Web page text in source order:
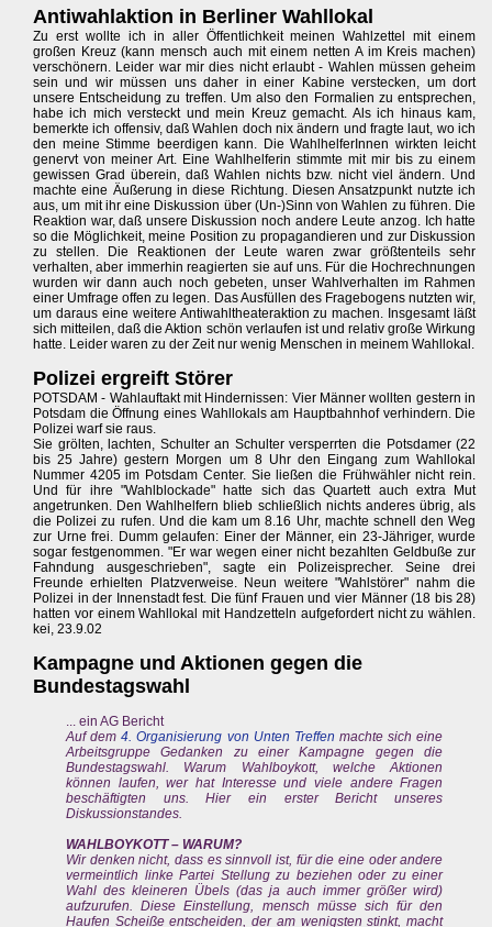
Antiwahlaktion in Berliner Wahllokal
Zu erst wollte ich in aller Öffentlichkeit meinen Wahlzettel mit einem
großen Kreuz (kann mensch auch mit einem netten A im Kreis machen)
verschönern. Leider war mir dies nicht erlaubt - Wahlen müssen geheim
sein und wir müssen uns daher in einer Kabine verstecken, um dort
unsere Entscheidung zu treffen. Um also den Formalien zu entsprechen,
habe ich mich versteckt und mein Kreuz gemacht. Als ich hinaus kam,
bemerkte ich offensiv, daß Wahlen doch nix ändern und fragte laut, wo ich
den meine Stimme beerdigen kann. Die WahlhelferInnen wirkten leicht
genervt von meiner Art. Eine Wahlhelferin stimmte mit mir bis zu einem
gewissen Grad überein, daß Wahlen nichts bzw. nicht viel ändern. Und
machte eine Äußerung in diese Richtung. Diesen Ansatzpunkt nutzte ich
aus, um mit ihr eine Diskussion über (Un-)Sinn von Wahlen zu führen. Die
Reaktion war, daß unsere Diskussion noch andere Leute anzog. Ich hatte
so die Möglichkeit, meine Position zu propagandieren und zur Diskussion
zu stellen. Die Reaktionen der Leute waren zwar größtenteils sehr
verhalten, aber immerhin reagierten sie auf uns. Für die Hochrechnungen
wurden wir dann auch noch gebeten, unser Wahlverhalten im Rahmen
einer Umfrage offen zu legen. Das Ausfüllen des Fragebogens nutzten wir,
um daraus eine weitere Antiwahltheateraktion zu machen. Insgesamt läßt
sich mitteilen, daß die Aktion schön verlaufen ist und relativ große Wirkung
hatte. Leider waren zu der Zeit nur wenig Menschen in meinem Wahllokal.
Polizei ergreift Störer
POTSDAM - Wahlauftakt mit Hindernissen: Vier Männer wollten gestern in
Potsdam die Öffnung eines Wahllokals am Hauptbahnhof verhindern. Die
Polizei warf sie raus.
Sie grölten, lachten, Schulter an Schulter versperrten die Potsdamer (22
bis 25 Jahre) gestern Morgen um 8 Uhr den Eingang zum Wahllokal
Nummer 4205 im Potsdam Center. Sie ließen die Frühwähler nicht rein.
Und für ihre "Wahlblockade" hatte sich das Quartett auch extra Mut
angetrunken. Den Wahlhelfern blieb schließlich nichts anderes übrig, als
die Polizei zu rufen. Und die kam um 8.16 Uhr, machte schnell den Weg
zur Urne frei. Dumm gelaufen: Einer der Männer, ein 23-Jähriger, wurde
sogar festgenommen. "Er war wegen einer nicht bezahlten Geldbuße zur
Fahndung ausgeschrieben", sagte ein Polizeisprecher. Seine drei
Freunde erhielten Platzverweise. Neun weitere "Wahlstörer" nahm die
Polizei in der Innenstadt fest. Die fünf Frauen und vier Männer (18 bis 28)
hatten vor einem Wahllokal mit Handzetteln aufgefordert nicht zu wählen.
kei, 23.9.02
Kampagne und Aktionen gegen die
Bundestagswahl
... ein AG Bericht
Auf dem4. Organisierung von Unten Treffen machte sich eine
Arbeitsgruppe Gedanken zu einer Kampagne gegen die
Bundestagswahl. Warum Wahlboykott, welche Aktionen
können laufen, wer hat Interesse und viele andere Fragen
beschäftigten uns. Hier ein erster Bericht unseres
Diskussionstandes.
WAHLBOYKOTT – WARUM?
Wir denken nicht, dass es sinnvoll ist, für die eine oder andere
vermeintlich linke Partei Stellung zu beziehen oder zu einer
Wahl des kleineren Übels (das ja auch immer größer wird)
aufzurufen. Diese Einstellung, mensch müsse sich für den
Haufen Scheiße entscheiden, der am wenigsten stinkt, macht